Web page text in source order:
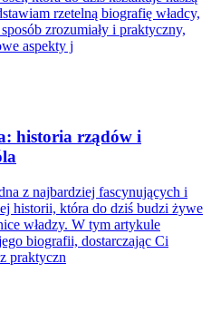
rzetelną biografię władcy,
zrozumiały i praktyczny,
aspekty j
historia rządów i
z najbardziej fascynujących i
historii, która do dziś budzi żywe
władzy. W tym artykule
biografii, dostarczając Ci
praktyczn